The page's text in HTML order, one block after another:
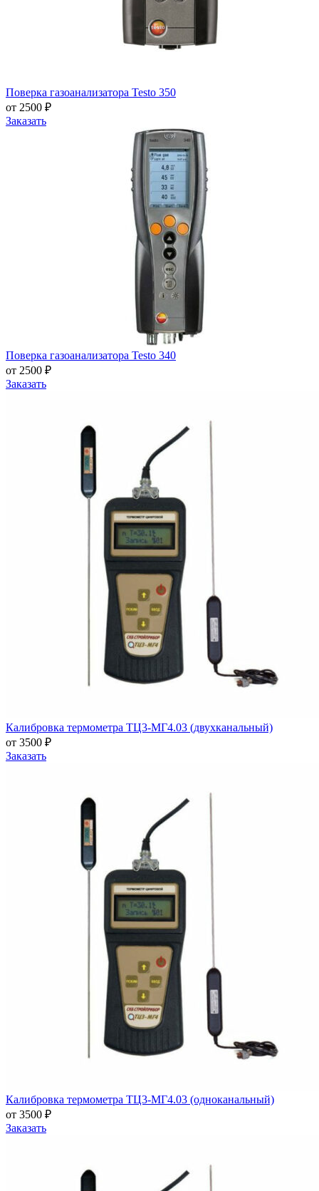
Поверка газоанализатора Testo 350
от 2500 ₽
Заказать
Поверка газоанализатора Testo 340
от 2500 ₽
Заказать
Калибровка термометра ТЦ3-МГ4.03 (двухканальный)
от 3500 ₽
Заказать
Калибровка термометра ТЦ3-МГ4.03 (одноканальный)
от 3500 ₽
Заказать